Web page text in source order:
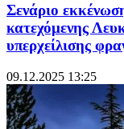
Σενάριο
κατεχόμενης
υπερχείλισης
09.12.2025 13:25